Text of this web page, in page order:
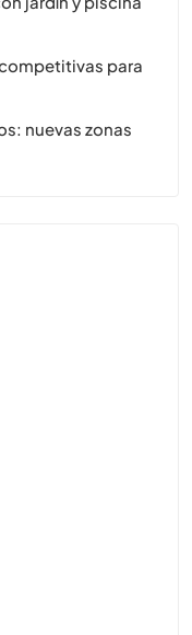
para
nuevas zonas